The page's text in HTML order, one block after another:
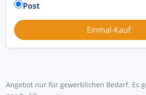
Post
Angebot nur für gewerblichen Bedarf. Es